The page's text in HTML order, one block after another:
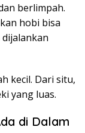
berlimpah.
hobi bisa
kecil. Dari situ,
yang luas.
di Dalam